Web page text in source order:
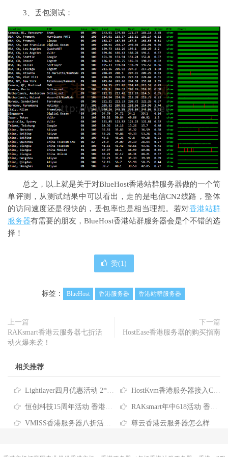
3、丢包测试：
总之，以上就是关于对BlueHost香港站群服务器做的一个简
单评测，从测试结果中可以看出，走的是电信CN2线路，整体
的访问速度还是很快的，丢包率也是相当理想。若对香港站群
服务器有需要的朋友，BlueHost香港站群服务器会是个不错的选
择！
赞(1)
标签： BlueHost 香港服务器 香港站群服务器
上一篇
RAKsmart香港云服务器七折活
动火爆来袭！
下一篇
HostEase香港服务器的购买指南
相关推荐
Lightlayer四月优惠活动 2*E5-2678V3香港服务器低至$165/月 HostKvm香港服务器接入CNIX网络 八折优惠每月$156起
恒创科技15周年活动 香港云服务器4折仅需73元/月 香港服务器低至390元/月 RAKsmart年中618活动 香港服务器/站群服务器/大带宽服务器/高防服务器全场6.1折
VMISS香港服务器八折活动 32G内存960G硬盘仅需89.6加元/月 尊云香港云服务器怎么样